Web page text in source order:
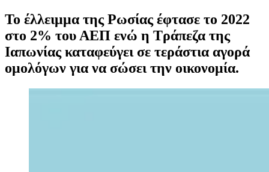
Το έλλειμμα της Ρωσίας έφτασε το 2022
στο 2% του ΑΕΠ ενώ η Τράπεζα της
Ιαπωνίας καταφεύγει σε τεράστια αγορά
ομολόγων για να σώσει την οικονομία.